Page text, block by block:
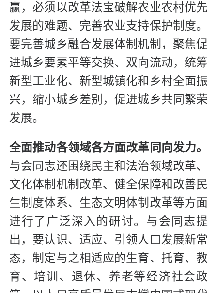
赢，必须以改革法宝破解农业农村优先
发展的难题、完善农业支持保护制度。
要完善城乡融合发展体制机制，聚焦促
进城乡要素平等交换、双向流动，统筹
新型工业化、新型城镇化和乡村全面振
兴，缩小城乡差别，促进城乡共同繁荣
发展。
全面推动各领域各方面改革同向发力。
与会同志还围绕民主和法治领域改革、
文化体制机制改革、健全保障和改善民
生制度体系、生态文明体制改革等方面
进行了广泛深入的研讨。与会同志提
出，要认识、适应、引领人口发展新常
态，制定与之相适应的生育、托育、教
育、培训、退休、养老等经济社会政